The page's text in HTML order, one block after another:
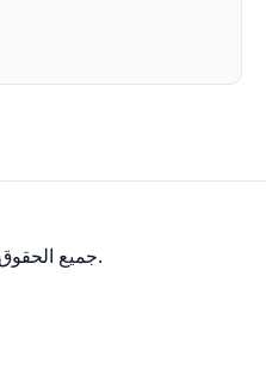
© 2026 Kalstein. جميع الحقوق محفوظة.